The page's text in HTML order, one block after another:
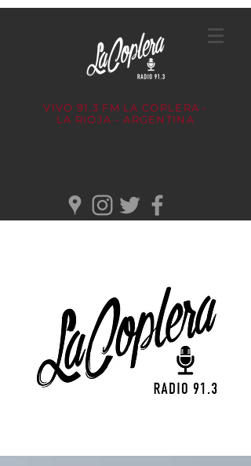
VIVO 91.3 FM LA COPLERA -
LA RIOJA - ARGENTINA